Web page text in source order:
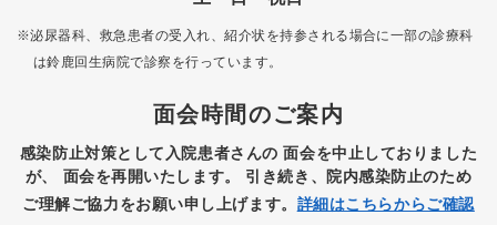
※泌尿器科、救急患者の受入れ、紹介状を持参される場合に一部の診療科
は鈴鹿回生病院で診察を行っています。
面会時間のご案内
感染防止対策として入院患者さんの面会を中止しておりました
が、 面会を再開いたします。 引き続き、院内感染防止のため
ご理解ご協力をお願い申し上げます。 詳細はこちらからご確認